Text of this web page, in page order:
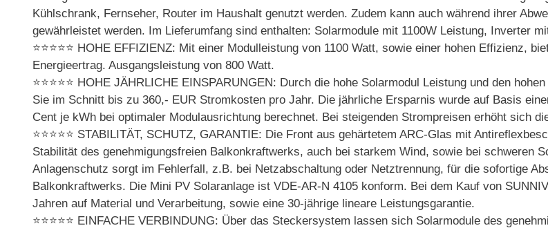
Kühlschrank, Fernseher, Router im Haushalt genutzt werden. Zudem kann auch während ihrer
gewährleistet werden. Im Lieferumfang sind enthalten: Solarmodule mit 1100W Leistung, Inverter
⭐⭐⭐⭐⭐ HOHE EFFIZIENZ: Mit einer Modulleistung von 1100 Watt, sowie einer hohen Effizienz,
Energieertrag. Ausgangsleistung von 800 Watt.
⭐⭐⭐⭐⭐ HOHE JÄHRLICHE EINSPARUNGEN: Durch die hohe Solarmodul Leistung und den
Sie im Schnitt bis zu 360,- EUR Stromkosten pro Jahr. Die jährliche Ersparnis wurde auf Basis
Cent je kWh bei optimaler Modulausrichtung berechnet. Bei steigenden Strompreisen erhöht sich
⭐⭐⭐⭐⭐ STABILITÄT, SCHUTZ, GARANTIE: Die Front aus gehärtetem ARC-Glas mit
Stabilität des genehmigungsfreien Balkonkraftwerks, auch bei starkem Wind, sowie bei schweren
Anlagenschutz sorgt im Fehlerfall, z.B. bei Netzabschaltung oder Netztrennung, für die sofortige
Balkonkraftwerks. Die Mini PV Solaranlage ist VDE-AR-N 4105 konform. Bei dem Kauf von
Jahren auf Material und Verarbeitung, sowie eine 30-jährige lineare Leistungsgarantie.
⭐⭐⭐⭐⭐ EINFACHE VERBINDUNG: Über das Steckersystem lassen sich Solarmodule des